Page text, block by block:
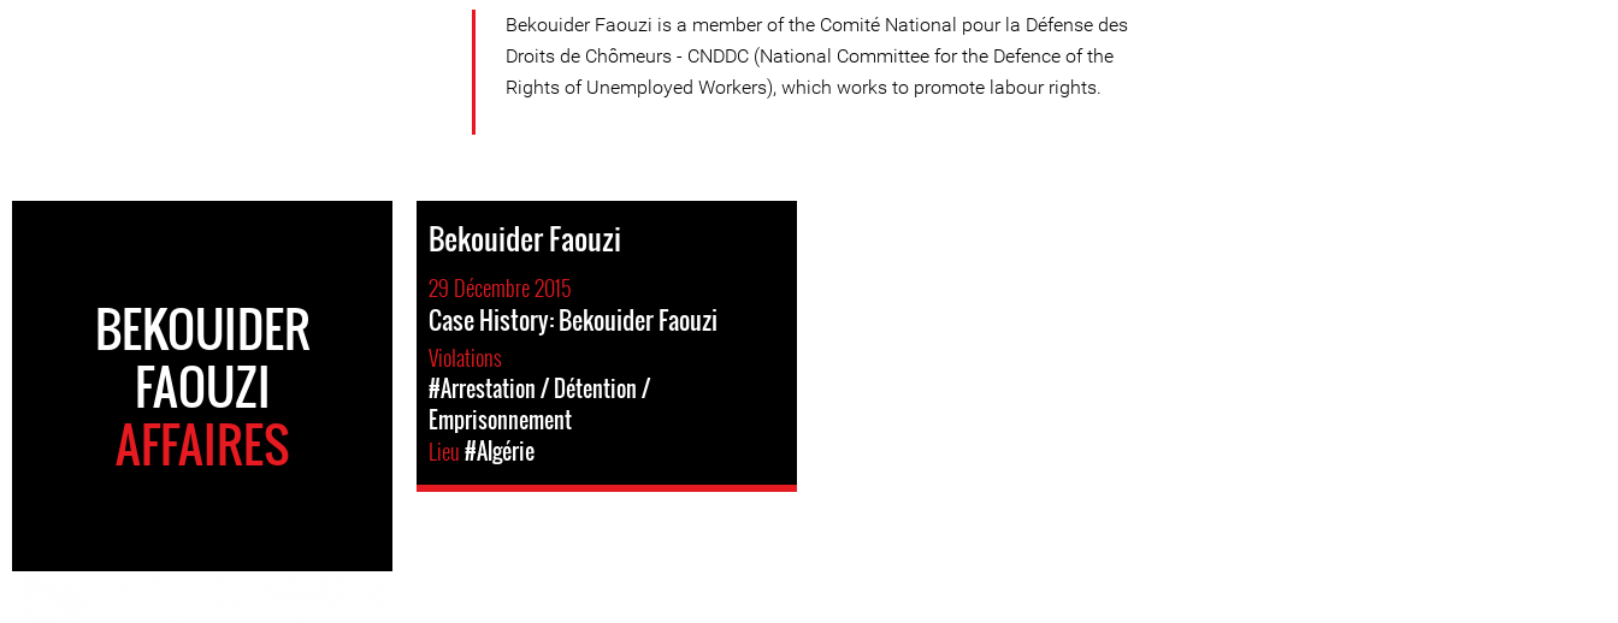
Bekouider Faouzi is a member of the Comité National pour la Défense des
Droits de Chômeurs - CNDDC (National Committee for the Defence of the
Rights of Unemployed Workers), which works to promote labour rights.
BEKOUIDER
FAOUZI
AFFAIRES
Bekouider Faouzi
29 Décembre 2015
Case History: Bekouider Faouzi
Violations
#Arrestation / Détention /
Emprisonnement
Lieu#Algérie